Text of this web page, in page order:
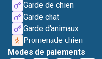
Garde de chien
Garde chat
Garde d'animaux
Promenade chien
Modes de paiements